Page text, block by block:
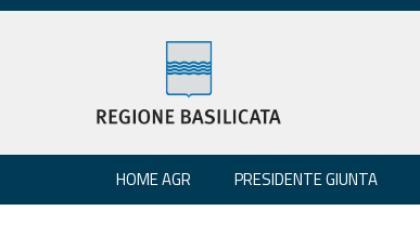
HOME AGR PRESIDENTE GIUNTA